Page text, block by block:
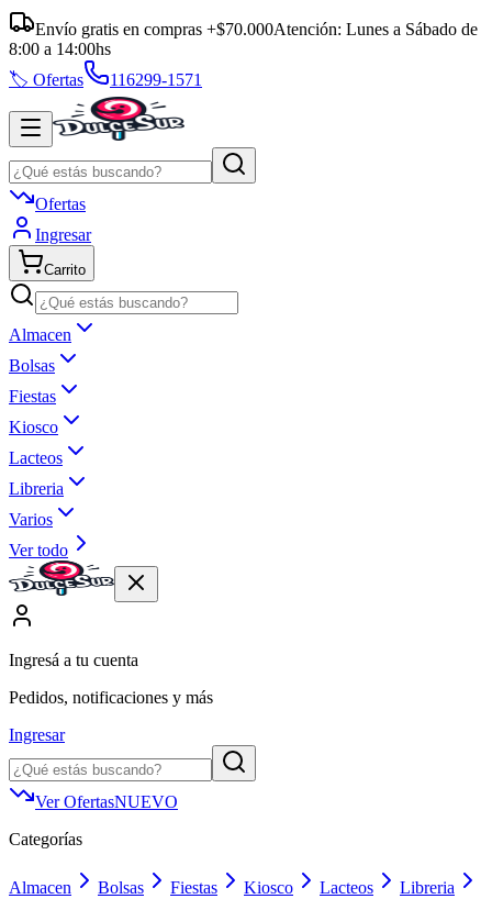
Envío gratis en compras +$70.000Atención: Lunes a Sábado de
8:00 a 14:00hs
🏷️ Ofertas
116299-1571
Ofertas
Ingresar
Carrito
Almacen
Bolsas
Fiestas
Kiosco
Lacteos
Libreria
Varios
Ver todo
Ingresá a tu cuenta
Pedidos, notificaciones y más
Ingresar
Ver OfertasNUEVO
Categorías
Almacen Bolsas Fiestas Kiosco Lacteos
Libreria